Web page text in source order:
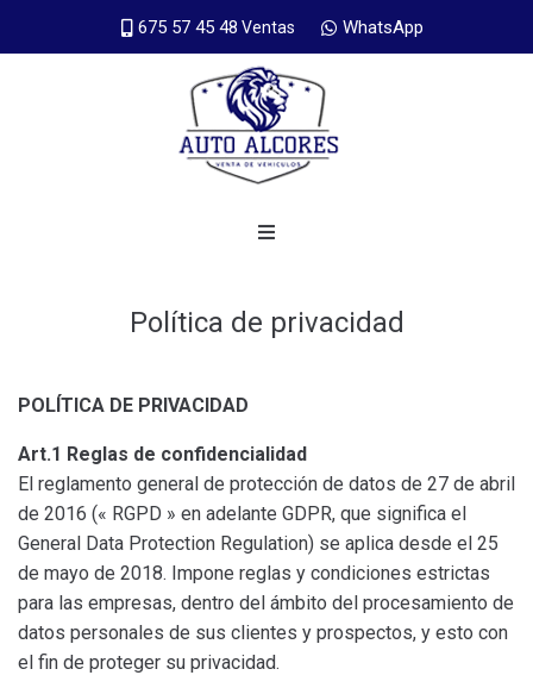
675 57 45 48 Ventas WhatsApp
Política de privacidad
POLÍTICA DE PRIVACIDAD
Art.1 Reglas de confidencialidad
El reglamento general de protección de datos de 27 de abril
de 2016 (« RGPD » en adelante GDPR, que significa el
General Data Protection Regulation) se aplica desde el 25
de mayo de 2018. Impone reglas y condiciones estrictas
para las empresas, dentro del ámbito del procesamiento de
datos personales de sus clientes y prospectos, y esto con
el fin de proteger su privacidad.